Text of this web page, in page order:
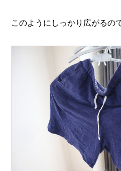
このようにしっかり広がるの